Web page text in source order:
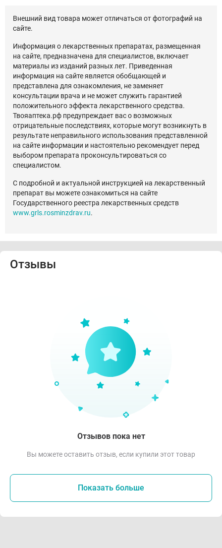
Внешний вид товара может отличаться от фотографий на
сайте.
Информация о лекарственных препаратах, размещенная
на сайте, предназначена для специалистов, включает
материалы из изданий разных лет. Приведенная
информация на сайте является обобщающей и
представлена для ознакомления, не заменяет
консультации врача и не может служить гарантией
положительного эффекта лекарственного средства.
Твояаптека.рф предупреждает вас о возможных
отрицательные последствиях, которые могут возникнуть в
результате неправильного использования представленной
на сайте информации и настоятельно рекомендует перед
выбором препарата проконсультироваться со
специалистом.
С подробной и актуальной инструкцией на лекарственный
препарат вы можете ознакомиться на сайте
Государственного реестра лекарственных средств
www.grls.rosminzdrav.ru.
Отзывы
Отзывов пока нет
Вы можете оставить отзыв, если купили этот товар
Показать больше